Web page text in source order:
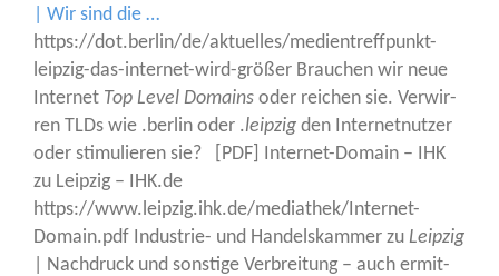
| Wir sind die …
https://dot.berlin/de/aktuelles/medientreffpunkt-
leipzig-das-internet-wird-größer Brau­chen wir neue
Inter­net Top Level Domains oder rei­chen sie. Ver­wir­
ren TLDs wie .ber­lin oder .leip­zig den Inter­net­nut­zer
oder sti­mu­lie­ren sie? [PDF] Inter­net-Domain – IHK
zu Leip­zig – IHK.de
https://www.leipzig.ihk.de/mediathek/Internet-
Domain.pdf Indus­trie- und Han­dels­kam­mer zu Leip­zig
| Nach­druck und sons­ti­ge Ver­brei­tung – auch ermit­